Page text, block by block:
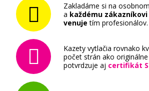
Zakladáme si na
a každému
venuje tím profesionálov.
Kazety vytlačia rovnako
počet strán ako
potvrdzuje aj certifikát